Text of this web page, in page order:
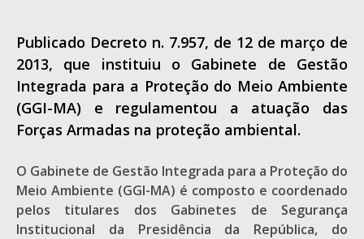
Publicado Decreto n. 7.957, de 12 de março de
2013, que instituiu o Gabinete de Gestão
Integrada para a Proteção do Meio Ambiente
(GGI-MA) e regulamentou a atuação das
Forças Armadas na proteção ambiental.
O Gabinete de Gestão Integrada para a Proteção do
Meio Ambiente (GGI-MA) é composto e coordenado
pelos titulares dos Gabinetes de Segurança
Institucional da Presidência da República, do